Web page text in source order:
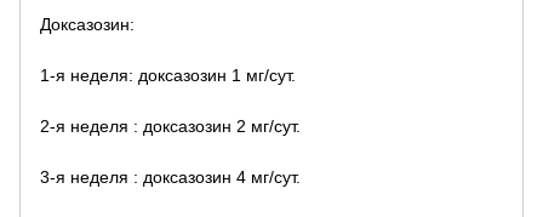
Доксазозин:
1-я неделя: доксазозин 1 мг/сут.
2-я неделя : доксазозин 2 мг/сут.
3-я неделя : доксазозин 4 мг/сут.